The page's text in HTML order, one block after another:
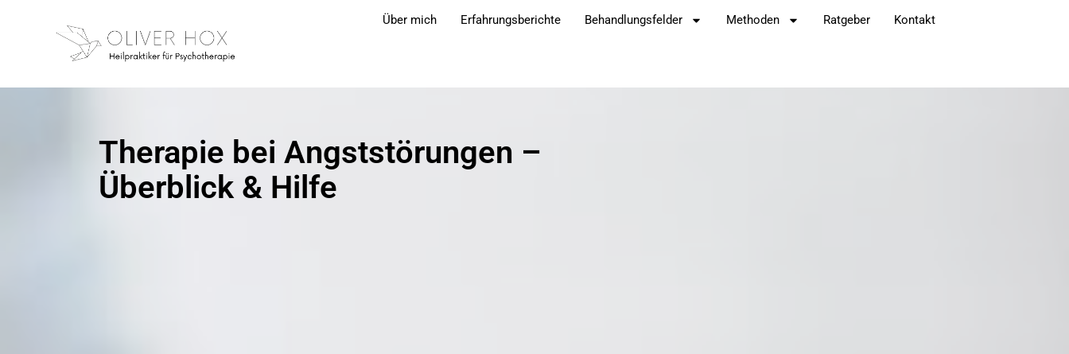
Über mich Erfahrungsberichte Behandlungsfelder Methoden Ratgeber Kontakt
Therapie bei Angststörungen –
Überblick & Hilfe